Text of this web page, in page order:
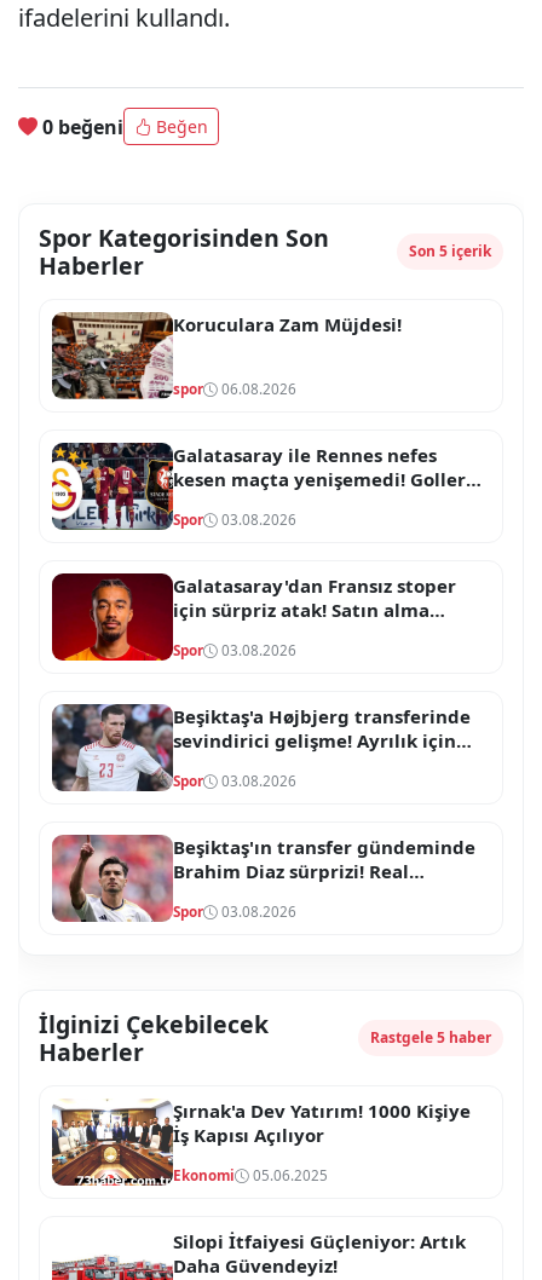
ifadelerini kullandı.
0 beğeni Beğen
Spor Kategorisinden Son
Haberler
Son 5 içerik
Koruculara Zam Müjdesi!
spor 06.08.2026
Galatasaray ile Rennes nefes
kesen maçta yenişemedi! Goller
Spor 03.08.2026
Galatasaray'dan Fransız stoper
için sürpriz atak! Satın alma
Spor 03.08.2026
Beşiktaş'a Højbjerg transferinde
sevindirici gelişme! Ayrılık için
Spor 03.08.2026
Beşiktaş'ın transfer gündeminde
Brahim Diaz sürprizi! Real
başladı
Spor 03.08.2026
İlginizi Çekebilecek
Haberler
Rastgele 5 haber
Şırnak'a Dev Yatırım! 1000 Kişiye
İş Kapısı Açılıyor
Ekonomi 05.06.2025
Silopi İtfaiyesi Güçleniyor: Artık
Daha Güvendeyiz!